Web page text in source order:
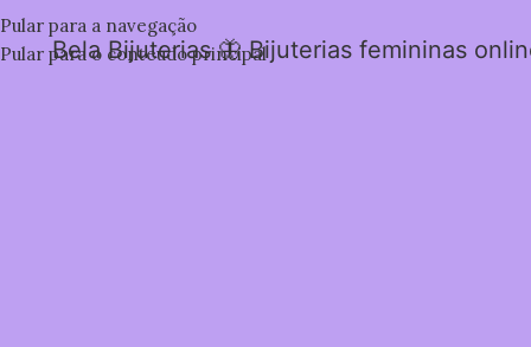
Pular para a navegação
Pular para o conteúdo principal
Bela Bijuterias 🦋 Bijuterias femininas